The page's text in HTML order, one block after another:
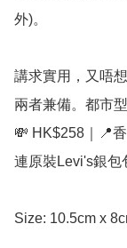
外)。
講求實用，又唔
兩者兼備。都市
💸 HK$258｜📍
連原裝Levi's銀包
Size: 10.5cm x